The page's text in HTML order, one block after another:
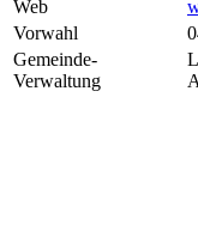
Web
Vorwahl
Gemeinde-
Verwaltung